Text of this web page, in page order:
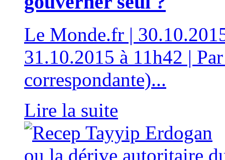
Le Monde.fr |
31.10.2015 à 11h42 |
correspondante)...
Lire la suite